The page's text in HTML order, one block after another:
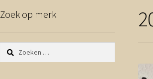
Zoek op merk
Zoeken
naar: